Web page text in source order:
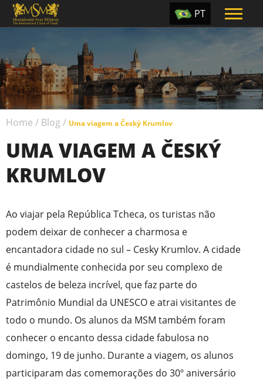
TR
PT
UA
RU
Home / Blog / Uma viagem a Český Krumlov
UMA VIAGEM A ČESKÝ
KRUMLOV
Ao viajar pela República Tcheca, os turistas não
podem deixar de conhecer a charmosa e
encantadora cidade no sul – Cesky Krumlov. A cidade
é mundialmente conhecida por seu complexo de
castelos de beleza incrível, que faz parte do
Patrimônio Mundial da UNESCO e atrai visitantes de
todo o mundo. Os alunos da MSM também foram
conhecer o encanto dessa cidade fabulosa no
domingo, 19 de junho. Durante a viagem, os alunos
participaram das comemorações do 30º aniversário